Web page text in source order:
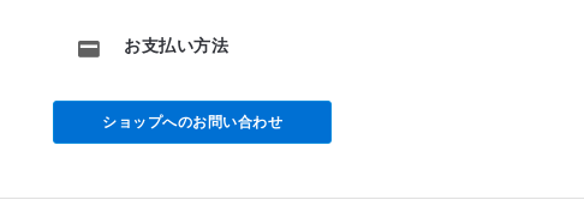
お支払い方法
ショップへのお問い合わせ